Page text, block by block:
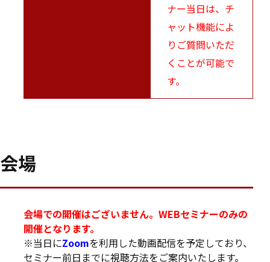
ナー当日は、チ
ャット機能によ
りご質問いただ
くことが可能で
す。
会場
会場での開催はございません。WEBセミナーのみの
開催となります。
※当日にZoomを利用した動画配信を予定しており、
セミナー前日までに視聴方法をご案内いたします。